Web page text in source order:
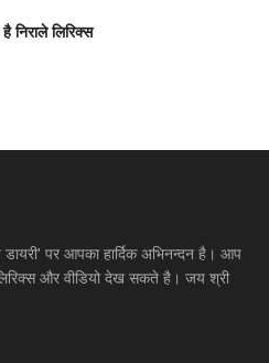
निराले लिरिक्स
पर आपका हार्दिक अभिनन्दन है। आप
और वीडियो देख सकते है। जय श्री